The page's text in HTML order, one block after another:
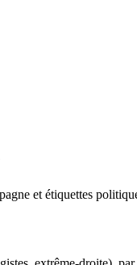
et étiquettes